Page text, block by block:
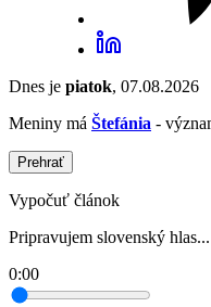
Dnes je piatok, 07.08.2026
Meniny má Štefánia -
Prehrať
Vypočuť článok
Pripravujem slovenský hlas...
0:00